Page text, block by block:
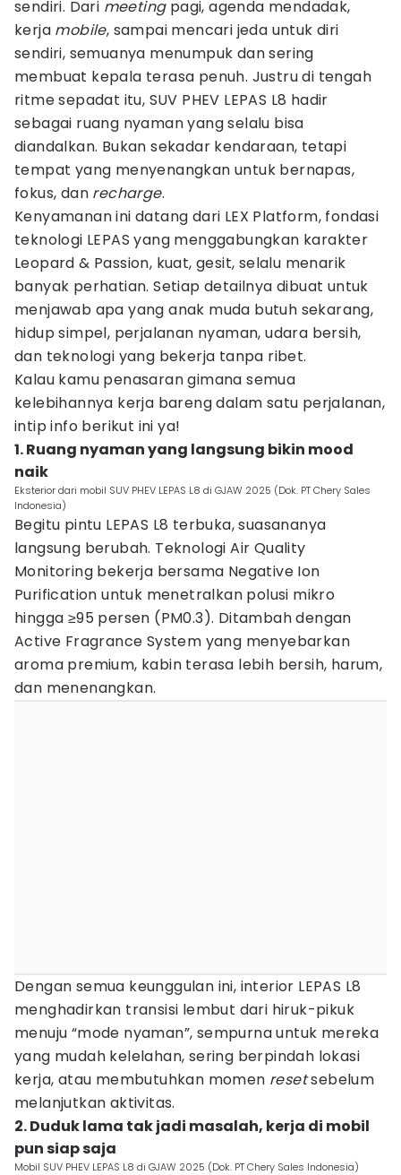
sendiri. Dari meetingpagi, agenda mendadak,
kerja mobile, sampai mencari jeda untuk diri
sendiri, semuanya menumpuk dan sering
membuat kepala terasa penuh. Justru di tengah
ritme sepadat itu, SUV PHEV LEPAS L8 hadir
sebagai ruang nyaman yang selalu bisa
diandalkan. Bukan sekadar kendaraan, tetapi
tempat yang menyenangkan untuk bernapas,
fokus, dan recharge.
Kenyamanan ini datang dari LEX Platform, fondasi
teknologi LEPAS yang menggabungkan karakter
Leopard & Passion, kuat, gesit, selalu menarik
banyak perhatian. Setiap detailnya dibuat untuk
menjawab apa yang anak muda butuh sekarang,
hidup simpel, perjalanan nyaman, udara bersih,
dan teknologi yang bekerja tanpa ribet.
Kalau kamu penasaran gimana semua
kelebihannya kerja bareng dalam satu perjalanan,
intip info berikut ini ya!
1. Ruang nyaman yang langsung bikin mood
naik
Eksterior dari mobil SUV PHEV LEPAS L8 di GJAW 2025 (Dok. PT Chery Sales
Indonesia)
Begitu pintu LEPAS L8 terbuka, suasananya
langsung berubah. Teknologi Air Quality
Monitoring bekerja bersama Negative Ion
Purification untuk menetralkan polusi mikro
hingga ≥95 persen (PM0.3). Ditambah dengan
Active Fragrance System yang menyebarkan
aroma premium, kabin terasa lebih bersih, harum,
dan menenangkan.
Dengan semua keunggulan ini, interior LEPAS L8
menghadirkan transisi lembut dari hiruk-pikuk
menuju “mode nyaman”, sempurna untuk mereka
yang mudah kelelahan, sering berpindah lokasi
kerja, atau membutuhkan momen resetsebelum
melanjutkan aktivitas.
2. Duduk lama tak jadi masalah, kerja di mobil
pun siap saja
Mobil SUV PHEV LEPAS L8 di GJAW 2025 (Dok. PT Chery Sales Indonesia)